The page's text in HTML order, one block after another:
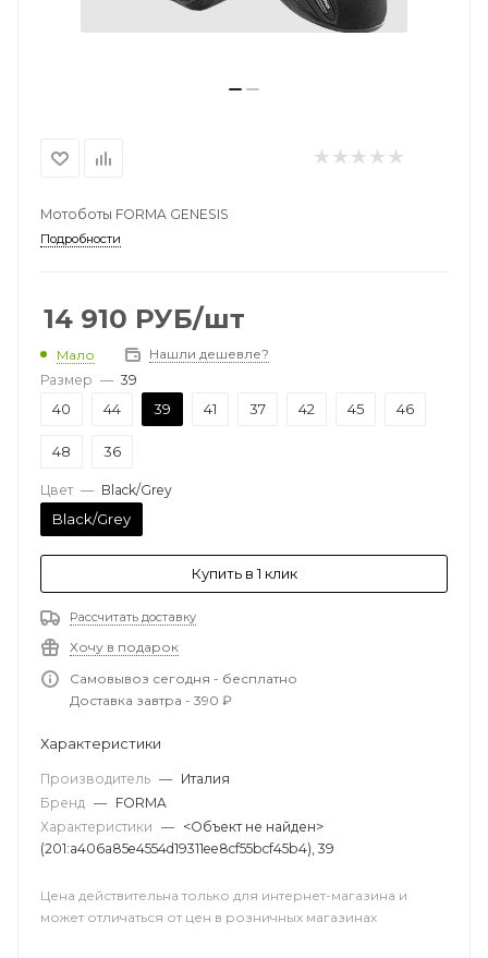
Мотоботы FORMA GENESIS
Подробности
14 910 РУБ/шт
Мало
Нашли дешевле?
Размер — 39
40 44 39 41 37 42 45 46
48 36
Цвет — Black/Grey
Black/Grey
Купить в 1 клик
Рассчитать доставку
Хочу в подарок
Самовывоз сегодня - бесплатно
Доставка завтра - 390 ₽
Характеристики
Производитель — Италия
Бренд — FORMA
Характеристики — <Объект не найден>
(201:a406a85e4554d19311ee8cf55bcf45b4), 39
Цена действительна только для интернет-магазина и
может отличаться от цен в розничных магазинах